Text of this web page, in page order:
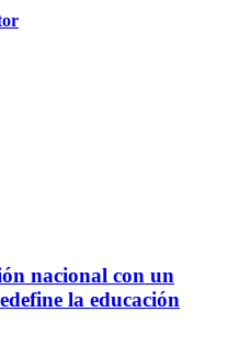
nacional con un
la educación